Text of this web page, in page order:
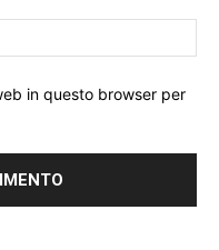
in questo browser per